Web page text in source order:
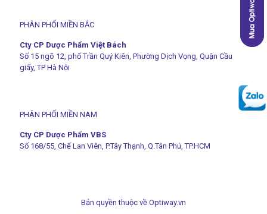
PHÂN PHỐI MIỀN BẮC
Cty CP Dược Phẩm Việt Bách
Số 15 ngõ 12, phố Trần Quý Kiên, Phường Dịch Vọng, Quận Cầu
giấy, TP Hà Nội
PHÂN PHỐI MIỀN NAM
Cty CP Dược Phẩm VBS
Số 168/55, Chế Lan Viên, P.Tây Thạnh, Q.Tân Phú, TP.HCM
Bản quyền thuộc về Optiway.vn